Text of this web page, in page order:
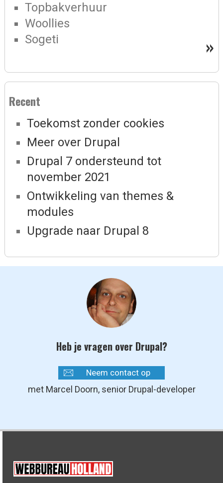
Topbakverhuur
Woollies
Sogeti
»
Recent
Toekomst zonder cookies
Meer over Drupal
Drupal 7 ondersteund tot
november 2021
Ontwikkeling van themes &
modules
Upgrade naar Drupal 8
Heb je vragen over Drupal?
Neem contact op
met Marcel Doorn, senior Drupal-developer